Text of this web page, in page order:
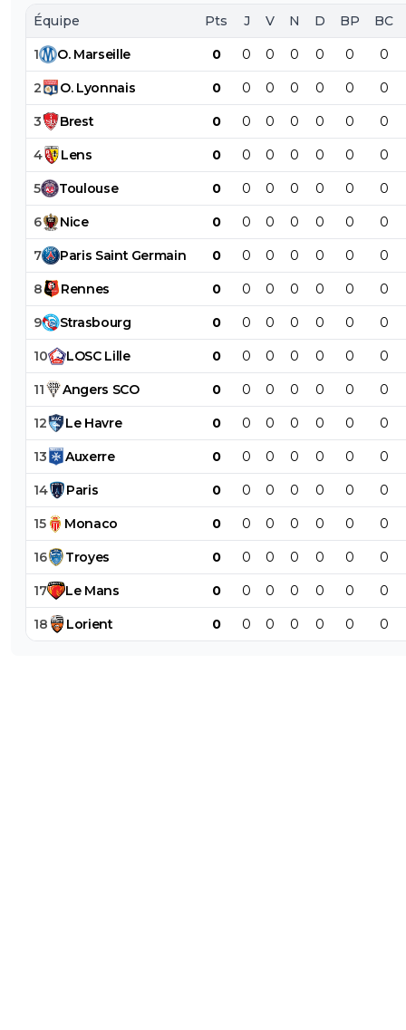
Équipe Pts J V N D BP BC
1 O. Marseille 0 0 0 0 0 0 0
2 O. Lyonnais 0 0 0 0 0 0 0
3 Brest 0 0 0 0 0 0 0
4 Lens 0 0 0 0 0 0 0
5 Toulouse 0 0 0 0 0 0 0
6 Nice 0 0 0 0 0 0 0
7 Paris Saint Germain 0 0 0 0 0 0 0
8 Rennes 0 0 0 0 0 0 0
9 Strasbourg 0 0 0 0 0 0 0
10 LOSC Lille 0 0 0 0 0 0 0
11 Angers SCO 0 0 0 0 0 0 0
12 Le Havre 0 0 0 0 0 0 0
13 Auxerre 0 0 0 0 0 0 0
14 Paris 0 0 0 0 0 0 0
15 Monaco 0 0 0 0 0 0 0
16 Troyes 0 0 0 0 0 0 0
17 Le Mans 0 0 0 0 0 0 0
18 Lorient 0 0 0 0 0 0 0